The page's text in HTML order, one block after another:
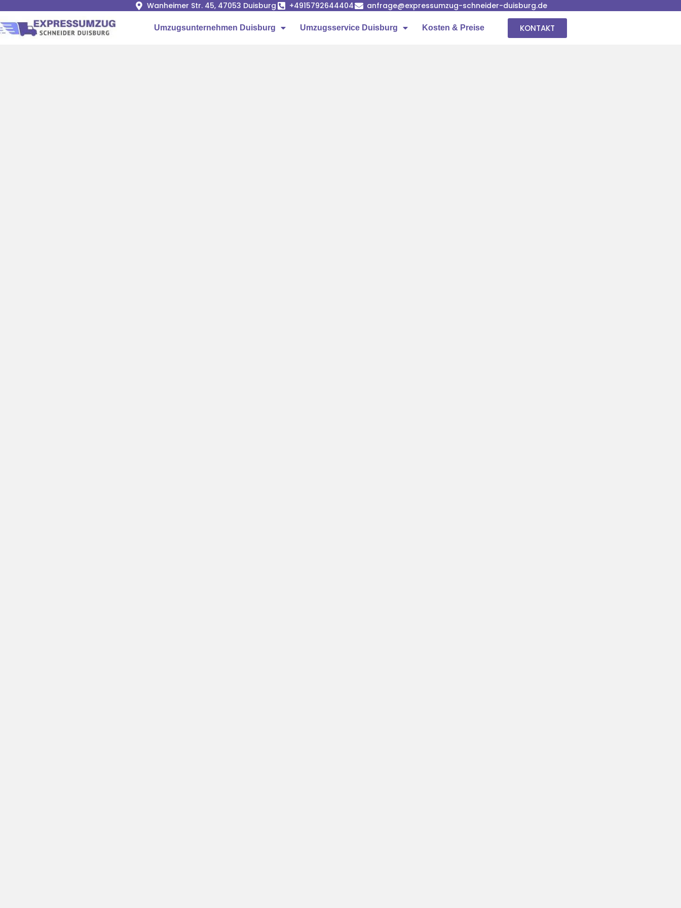
Wanheimer Str. 45, 47053 Duisburg +4915792644404 anfrage@expressumzug-schneider-duisburg.de
Umzugsunternehmen Duisburg Umzugsservice Duisburg Kosten & Preise KONTAKT